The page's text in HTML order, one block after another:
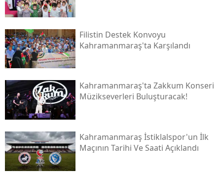
Filistin Destek Konvoyu
Kahramanmaraş'ta Karşılandı
Kahramanmaraş'ta Zakkum Konseri
Müzikseverleri Buluşturacak!
Kahramanmaraş İstiklalspor'un İlk
Maçının Tarihi Ve Saati Açıklandı